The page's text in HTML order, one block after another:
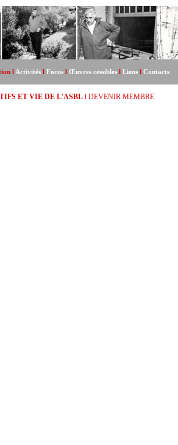
l Activités l Focus l Œuvres cessibles l Liens l Contacts
ET VIE DE L'ASBL l DEVENIR MEMBRE